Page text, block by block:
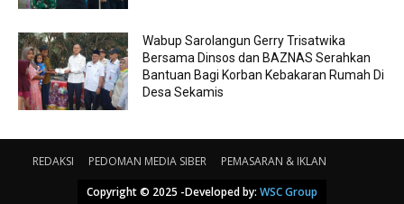
Wabup Sarolangun Gerry Trisatwika
Bersama Dinsos dan BAZNAS Serahkan
Bantuan Bagi Korban Kebakaran Rumah Di
Desa Sekamis
REDAKSI PEDOMAN MEDIA SIBER
PEMASARAN & IKLAN
Copyright © 2025 -Developed by: WSC Group